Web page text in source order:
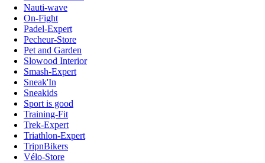
Nauti-wave
On-Fight
Padel-Expert
Pecheur-Store
Pet and Garden
Slowood Interior
Smash-Expert
Sneak'In
Sneakids
Sport is good
Training-Fit
Trek-Expert
Triathlon-Expert
TripnBikers
Vélo-Store